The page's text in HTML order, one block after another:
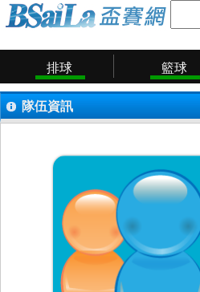
排球 籃球
隊伍資訊